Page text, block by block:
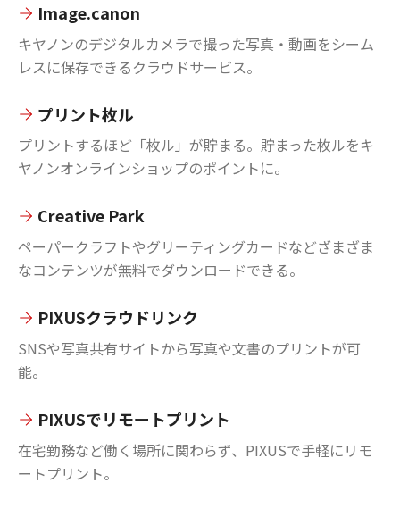
Image.canon
キヤノンのデジタルカメラで撮った写真・動画をシーム
レスに保存できるクラウドサービス。
プリント枚ル
プリントするほど「枚ル」が貯まる。貯まった枚ルをキ
ヤノンオンラインショップのポイントに。
Creative Park
ペーパークラフトやグリーティングカードなどざまざま
なコンテンツが無料でダウンロードできる。
PIXUSクラウドリンク
SNSや写真共有サイトから写真や文書のプリントが可
能。
PIXUSでリモートプリント
在宅勤務など働く場所に関わらず、PIXUSで手軽にリモ
ートプリント。